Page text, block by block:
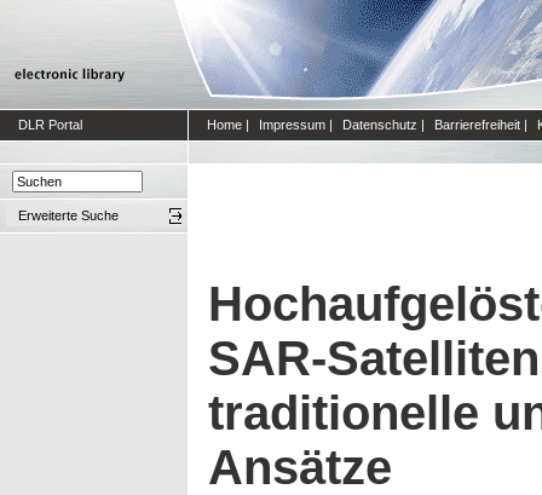
DLR Portal Home | Impressum | Datenschutz | Barrierefreiheit |
Erweiterte Suche
SAR-
traditionelle
Ansätze